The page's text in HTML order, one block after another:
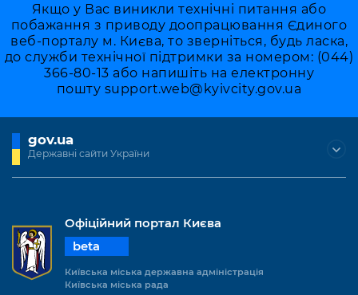
Якщо у Вас виникли технічні питання або
побажання з приводу доопрацювання Єдиного
веб-порталу м. Києва, то зверніться, будь ласка,
до служби технічної підтримки за номером: (044)
366-80-13 або напишіть на електронну
пошту support.web@kyivcity.gov.ua
gov.ua
Державні сайти України
Офіційний портал Києва
beta
Київська міська державна адміністрація
Київська міська рада